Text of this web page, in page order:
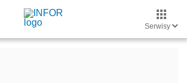
Serwisy